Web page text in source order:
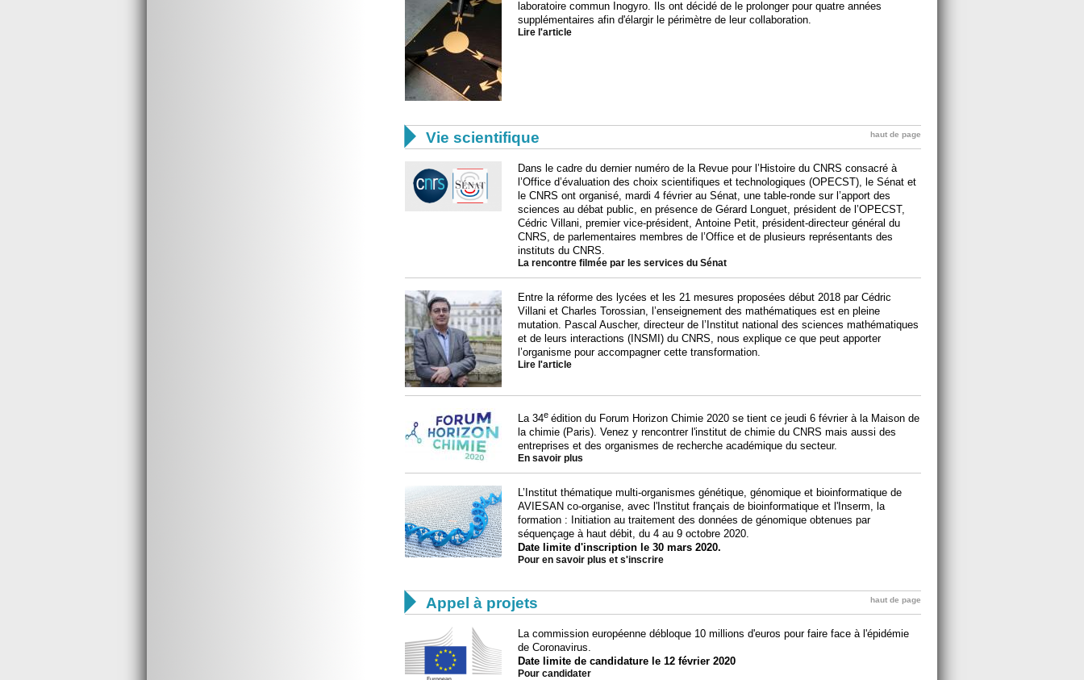
laboratoire commun Inogyro. Ils ont décidé de le prolonger pour quatre années
supplémentaires afin d'élargir le périmètre de leur collaboration.
Lire l'article
 Vie scientifique haut de page
Dans le cadre du dernier numéro de la Revue pour l’Histoire du CNRS consacré à
l’Office d’évaluation des choix scientifiques et technologiques (OPECST), le Sénat et
le CNRS ont organisé, mardi 4 février au Sénat, une table-ronde sur l’apport des
sciences au débat public, en présence de Gérard Longuet, président de l’OPECST,
Cédric Villani, premier vice-président, Antoine Petit, président-directeur général du
CNRS, de parlementaires membres de l’Office et de plusieurs représentants des
instituts du CNRS.
La rencontre filmée par les services du Sénat
Entre la réforme des lycées et les 21 mesures proposées début 2018 par Cédric
Villani et Charles Torossian, l’enseignement des mathématiques est en pleine
mutation. Pascal Auscher, directeur de l’Institut national des sciences mathématiques
et de leurs interactions (INSMI) du CNRS, nous explique ce que peut apporter
l’organisme pour accompagner cette transformation.
Lire l'article
La 34e édition du Forum Horizon Chimie 2020 se tient ce jeudi 6 février à la Maison de
la chimie (Paris). Venez y rencontrer l'institut de chimie du CNRS mais aussi des
entreprises et des organismes de recherche académique du secteur.
En savoir plus
L’Institut thématique multi-organismes génétique, génomique et bioinformatique de
AVIESAN co-organise, avec l'Institut français de bioinformatique et l'Inserm, la
formation : Initiation au traitement des données de génomique obtenues par
séquençage à haut débit, du 4 au 9 octobre 2020.
Date limite d'inscription le 30 mars 2020.
Pour en savoir plus et s'inscrire
 Appel à projets haut de page
La commission européenne débloque 10 millions d'euros pour faire face à l'épidémie
de Coronavirus.
Date limite de candidature le 12 février 2020
Pour candidater